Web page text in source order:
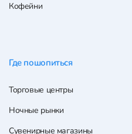
Кофейни
Где пошопиться
Торговые центры
Ночные рынки
Сувенирные магазины